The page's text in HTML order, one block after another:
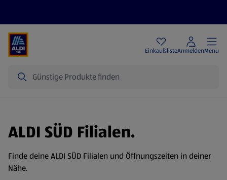
EinkaufslisteAnmeldenMenu
ALDI SÜD Filialen.
Finde deine ALDI SÜD Filialen und Öffnungszeiten in deiner
Nähe.